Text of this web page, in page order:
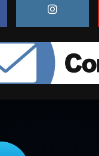
7 Agosto 2026 06:05
US Fasano,
amarezza per
campionato di
7 Agosto 2026 06:00
6 Agosto 2026 18:13